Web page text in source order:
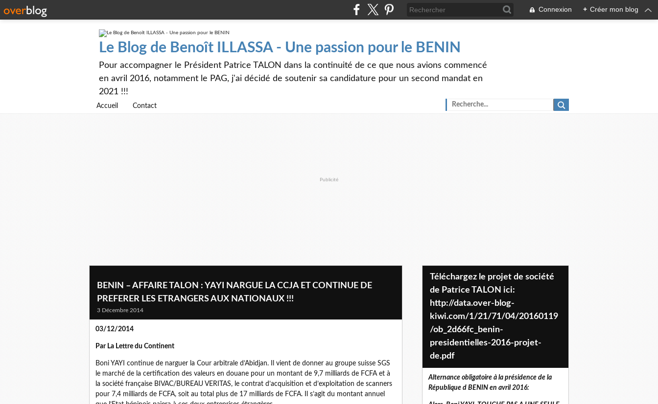
Connexion + Créer mon blog
Le Blog de Benoît ILLASSA - Une passion pour le BENIN
Pour accompagner le Président Patrice TALON dans la continuité de ce que nous avions commencé
en avril 2016, notamment le PAG, j'ai décidé de soutenir sa candidature pour un second mandat en
2021 !!!
Accueil Contact
Publicité
BENIN – AFFAIRE TALON : YAYI NARGUE LA CCJA ET CONTINUE DE
PREFERER LES ETRANGERS AUX NATIONAUX !!!
3 Décembre 2014
03/12/2014
Par La Lettre du Continent
Boni YAYI continue de narguer la Cour arbitrale d’Abidjan. Il vient de donner au groupe suisse SGS
le marché de la certification des valeurs en douane pour un montant de 9,7 milliards de FCFA et à
la société française BIVAC/BUREAU VERITAS, le contrat d’acquisition et d’exploitation de scanners
pour 7,4 milliards de FCFA, soit au total plus de 17 milliards de FCFA. Il s’agit du montant annuel
Téléchargez le projet de société
de Patrice TALON ici:
http://data.over-blog-
kiwi.com/1/21/71/04/20160119
/ob_2d66fc_benin-
presidentielles-2016-projet-
de.pdf
Alternance obligatoire à la présidence de la
République d BENIN en avril 2016: